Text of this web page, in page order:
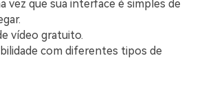
vez que sua interface é simples de
vídeo gratuito.
com diferentes tipos de